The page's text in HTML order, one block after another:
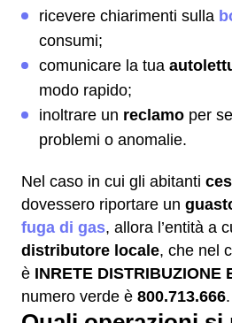
ricevere chiarimenti sulla
consumi;
comunicare la tua
modo rapido;
inoltrare un reclamo per
problemi o anomalie.
Nel caso in cui gli abitanti
dovessero riportare un
fuga di gas, allora l’entità a
distributore locale, che nel
è INRETE DISTRIBUZIONE
numero verde è 800.713.666.